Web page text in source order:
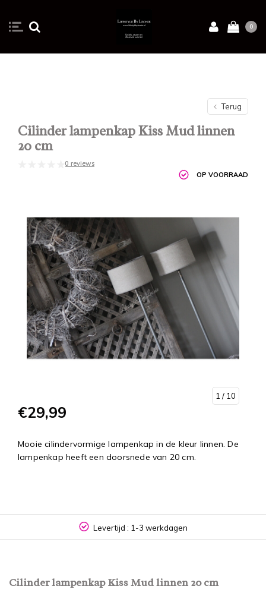
0
Terug
Cilinder lampenkap Kiss Mud linnen
20 cm
0 reviews
OP VOORRAAD
1 / 10
€29,99
Mooie cilindervormige lampenkap in de kleur linnen. De
lampenkap heeft een doorsnede van 20 cm.
Levertijd : 1-3 werkdagen
Cilinder lampenkap Kiss Mud linnen 20 cm